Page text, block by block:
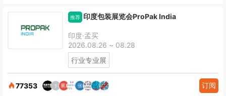
推荐 印度包装展览会ProPak India
印度·孟买
2026.08.26 ~ 08.28
行业专业展
77353 订阅